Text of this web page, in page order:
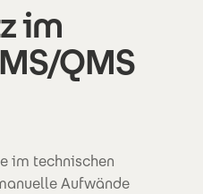
im
QMS
im technischen
Aufwände